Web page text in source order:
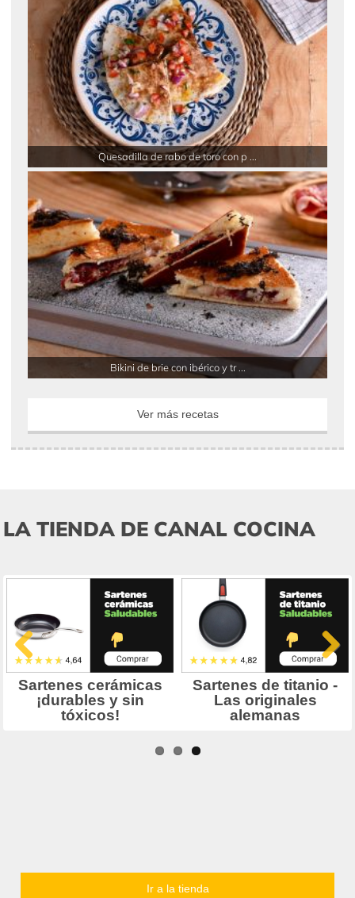
Quesadilla de rabo de toro con p ...
Bikini de brie con ibérico y tr ...
Ver más recetas
LA TIENDA DE CANAL COCINA
Ir a la tienda